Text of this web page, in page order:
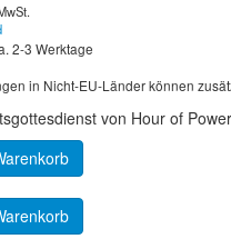
2-3 Werktage
in Nicht-EU-Länder können
von Hour of